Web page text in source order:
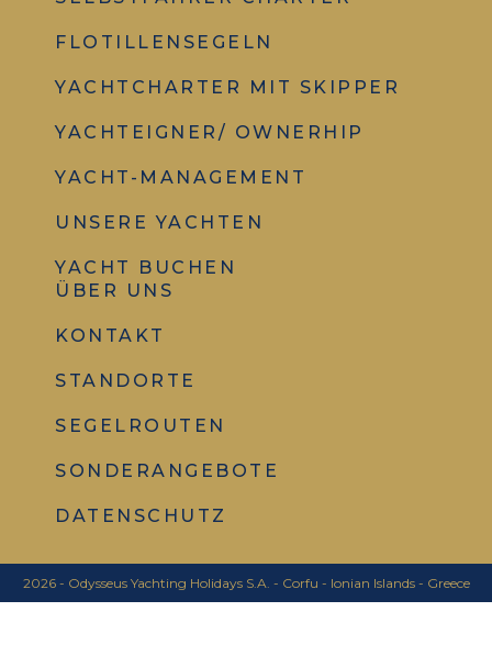
FLOTILLENSEGELN
YACHTCHARTER MIT SKIPPER
YACHTEIGNER/ OWNERHIP
YACHT-MANAGEMENT
UNSERE YACHTEN
YACHT BUCHEN
ÜBER UNS
KONTAKT
STANDORTE
SEGELROUTEN
SONDERANGEBOTE
DATENSCHUTZ
2026 - Odysseus Yachting Holidays S.A. - Corfu - Ionian Islands - Greece